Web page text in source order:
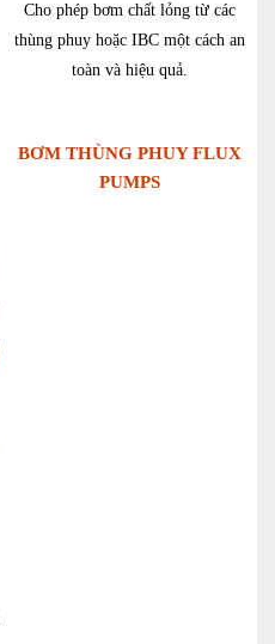
Cho phép bơm chất lỏng từ các
thùng phuy hoặc IBC một cách an
toàn và hiệu quả.
BƠM THÙNG PHUY FLUX
PUMPS